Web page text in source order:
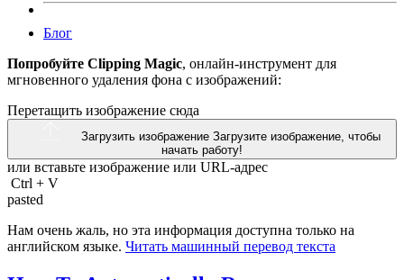
Блог
Попробуйте Clipping Magic, онлайн-инструмент для
мгновенного удаления фона с изображений:
Перетащить изображение сюда
Загрузить изображение Загрузите изображение, чтобы
начать работу!
или вставьте изображение или URL-адрес
Ctrl + V
pasted
Нам очень жаль, но эта информация доступна только на
английском языке. Читать машинный перевод текста